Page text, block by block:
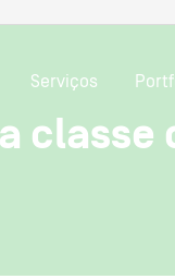
Serviços
classe